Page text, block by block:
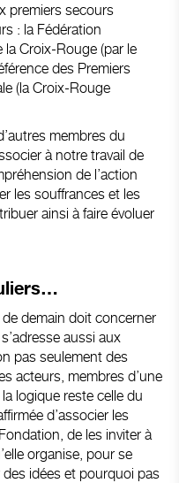
premiers secours
: la Fédération
Croix-Rouge (par le
des Premiers
(la Croix-Rouge
membres du
à notre travail de
de l’action
les souffrances et les
ainsi à faire évoluer
de demain doit concerner
aussi aux
pas seulement des
acteurs, membres d’une
logique reste celle du
d’associer les
de les inviter à
organise, pour se
idées et pourquoi pas